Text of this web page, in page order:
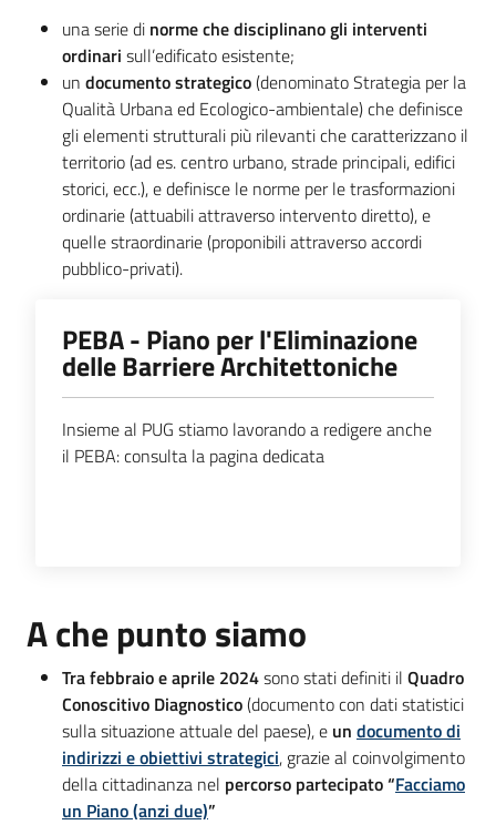
una serie di norme che disciplinano gli interventi
ordinari sull’edificato esistente;
un documento strategico(denominato Strategia per la
Qualità Urbana ed Ecologico-ambientale) che definisce
gli elementi strutturali più rilevanti che caratterizzano il
territorio (ad es. centro urbano, strade principali, edifici
storici, ecc.), e definisce le norme per le trasformazioni
ordinarie (attuabili attraverso intervento diretto), e
quelle straordinarie (proponibili attraverso accordi
pubblico-privati).
PEBA - Piano per l'Eliminazione
delle Barriere Architettoniche
Insieme al PUG stiamo lavorando a redigere anche
il PEBA: consulta la pagina dedicata
A che punto siamo
Tra febbraio e aprile 2024sono stati definiti il Quadro
Conoscitivo Diagnostico(documento con dati statistici
sulla situazione attuale del paese), e un documento di
indirizzi e obiettivi strategici, grazie al coinvolgimento
della cittadinanza nel percorso partecipato “Facciamo
un Piano (anzi due)”